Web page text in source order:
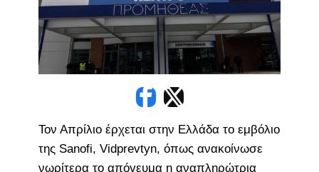
Τον Απρίλιο έρχεται στην Ελλάδα το εμβόλιο
της Sanofi, Vidprevtyn, όπως ανακοίνωσε
νωρίτερα το απόγευμα η αναπληρώτρια